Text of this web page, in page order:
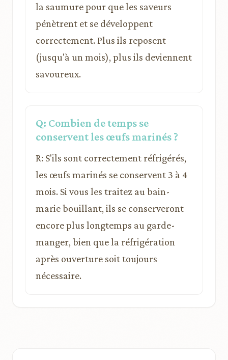
la saumure pour que les saveurs
pénètrent et se développent
correctement. Plus ils reposent
(jusqu'à un mois), plus ils deviennent
savoureux.
Q: Combien de temps se
conservent les œufs marinés ?
R: S'ils sont correctement réfrigérés,
les œufs marinés se conservent 3 à 4
mois. Si vous les traitez au bain-
marie bouillant, ils se conserveront
encore plus longtemps au garde-
manger, bien que la réfrigération
après ouverture soit toujours
nécessaire.